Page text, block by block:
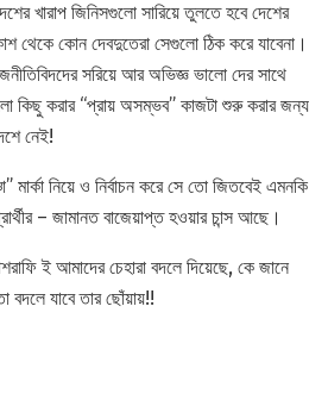
খারাপ জিনিসগুলো সারিয়ে তুলতে হবে দেশের
থেকে কোন দেবদুতেরা সেগুলো ঠিক করে যাবেনা।
সরিয়ে আর অভিজ্ঞ ভালো দের সাথে
কিছু করার “প্রায় অসম্ভব” কাজটা শুরু করার জন্য
নেই!
মার্কা নিয়ে ও নির্বাচন করে সে তো জিতবেই এমনকি
– জামানত বাজেয়াপ্ত হওয়ার চান্স আছে।
ই আমাদের চেহারা বদলে দিয়েছে, কে জানে
বদলে যাবে তার ছোঁয়ায়!!